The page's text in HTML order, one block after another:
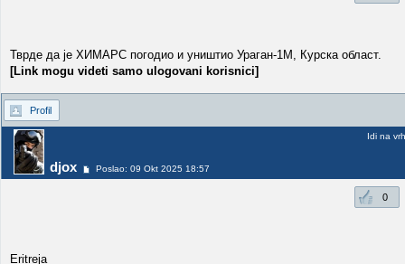
Тврде да је ХИМАРС погодио и уништио Ураган-1М, Курска област.
[Link mogu videti samo ulogovani korisnici]
Profil
djox Poslao: 09 Okt 2025 18:57
Idi na vrh
0
Eritreja